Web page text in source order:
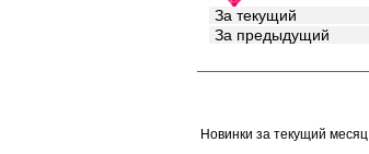
За текущий
За предыдущий
Новинки за текущий месяц